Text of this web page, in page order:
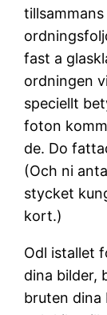
fast a
ordningen
speciellt
foton
de. Do
(Och ni
stycket
kort.)
Odl istallet
dina bilder,
bruten dina